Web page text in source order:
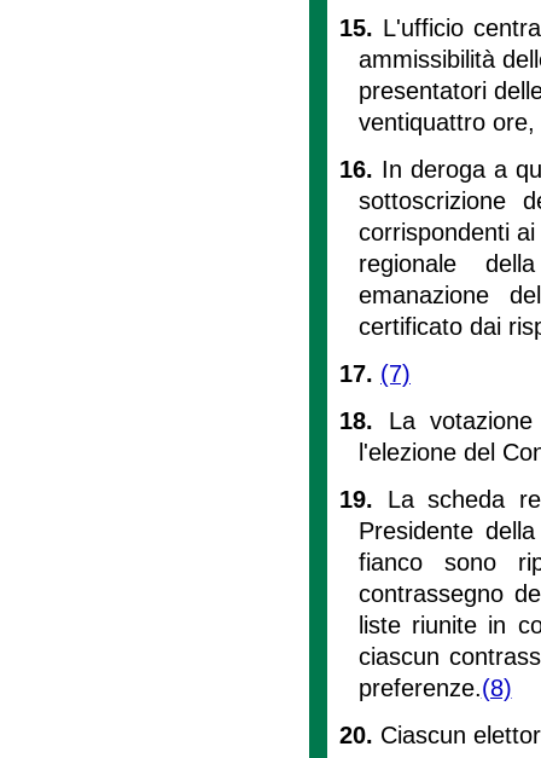
15. L'ufficio
ammissibilità
presentatori
ventiquattro
16. In deroga a
sottoscrizione
corrispondenti
regionale
emanazione
certificato dai
17. (7)
18. La
l'elezione del
19. La scheda
Presidente
fianco sono
contrassegno
liste riunite in
ciascun
preferenze.(8)
20. Ciascun